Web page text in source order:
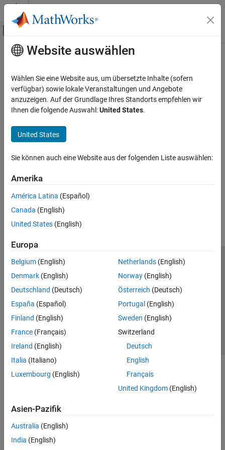
Weiter zum Inhalt
Umschaltung für Off-Canvas-
Startseite der Dokumentation
Hauptinhalt
How useful was this information?
Website auswählen
Wählen Sie eine Website aus, um übersetzte Inhalte (sofern
verfügbar) sowie lokale Veranstaltungen und Angebote
anzuzeigen. Auf der Grundlage Ihres Standorts empfehlen wir
Ihnen die folgende Auswahl:United States.
United States
Sie können auch eine Website aus der folgenden Liste auswählen:
Amerika
América Latina (Español)
Canada (English)
United States (English)
Europa
Belgium (English)
Denmark (English)
Deutschland (Deutsch)
España (Español)
Finland (English)
France (Français)
Ireland (English)
Italia (Italiano)
Luxembourg (English)
Netherlands(English)
Norway(English)
Österreich (Deutsch)
Portugal (English)
Sweden (English)
Switzerland
Deutsch
English
Français
United Kingdom(English)
Asien-Pazifik
Australia (English)
India (English)
Trust Center
Datenschutz-Richtlinien
Datendiebstahl verhindern
Status von Anwendungen
© 1994-2026 The MathWorks, Inc.
Website auswählen
Deutschland